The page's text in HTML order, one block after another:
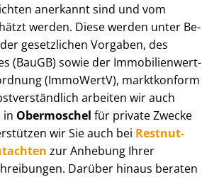
anerkannt sind und vom
werden. Diese werden unter Be­
gesetzlichen Vorgaben, des
(BauGB) sowie der Im­mo­bi­li­en­wert­
(ImmoWertV), marktkonform
arbeiten wir auch
in Obermoschel für private Zwecke
wir Sie auch bei Rest­nut­
zur Anhebung Ihrer
Darüber hinaus beraten